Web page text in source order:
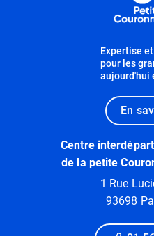
Expertise
pour les
aujourd'hui
En
Centre
de la petite
1 Rue
93698